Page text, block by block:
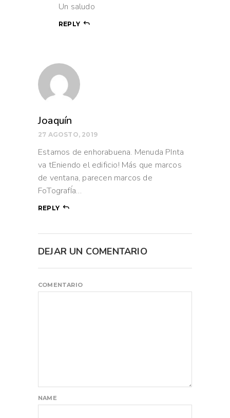
Un saludo
REPLY
Joaquín
27 AGOSTO, 2019
Estamos de enhorabuena. Menuda PInta
va tEniendo el edificio! Más que marcos
de ventana, parecen marcos de
FoTografÍa…
REPLY
DEJAR UN COMENTARIO
COMENTARIO
NAME